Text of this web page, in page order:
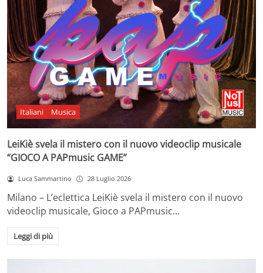
Italiani Musica
LeiKiè svela il mistero con il nuovo videoclip musicale
“GIOCO A PAPmusic GAME”
Luca Sammartino 28 Luglio 2026
Milano – L’eclettica LeiKiè svela il mistero con il nuovo
videoclip musicale, Gioco a PAPmusic…
Leggi di più